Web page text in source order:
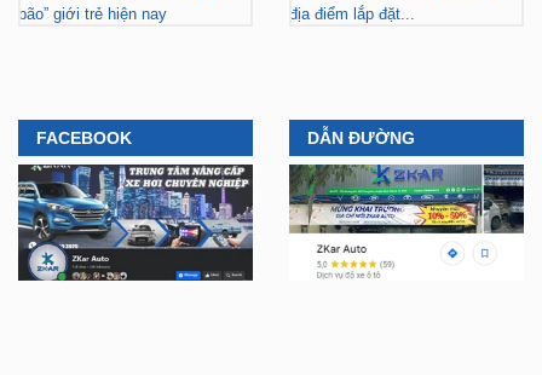
bão” giới trẻ hiện nay
địa điểm lắp đặt...
FACEBOOK DẪN ĐƯỜNG